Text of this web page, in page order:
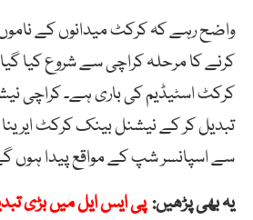
واضح رہے کہ کرکٹ میدانوں کے
کرنے کا مرحلہ کراچی سے شروع کیا
کرکٹ اسٹیڈیم کی باری ہے۔ کراچی
تبدیل کر کے نیشنل بینک کرکٹ
سے اسپانسر شپ کے مواقع پیدا ہوں
یہ بھی پڑھیں:پی ایس ایل میں بڑی